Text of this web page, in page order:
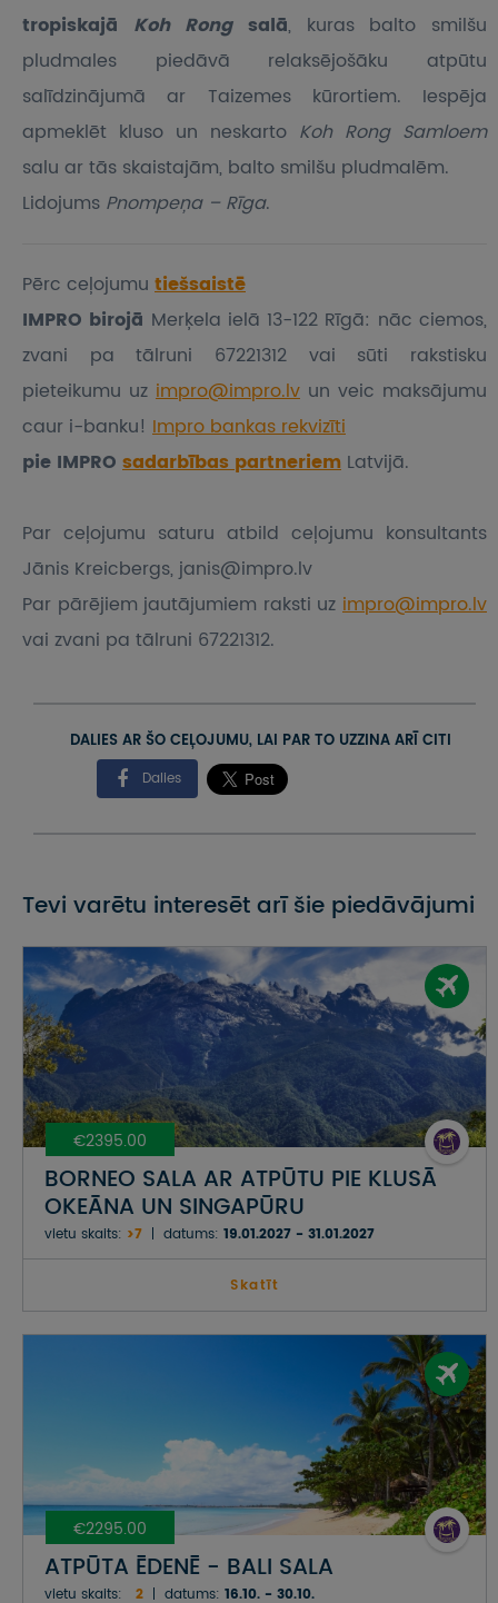
tropiskajā Koh Rongsalā, kuras balto smilšu
pludmales piedāvā relaksējošāku atpūtu
salīdzinājumā ar Taizemes kūrortiem. Iespēja
apmeklēt kluso un neskarto Koh Rong Samloem
salu ar tās skaistajām, balto smilšu pludmalēm.
Lidojums Pnompeņa – Rīga.
Pērc ceļojumu tiešsaistē
IMPRO birojā Merķela ielā 13-122 Rīgā: nāc ciemos,
zvani pa tālruni 67221312 vai sūti rakstisku
pieteikumu uz impro@impro.lv un veic maksājumu
caur i-banku! Impro bankas rekvizīti
pie IMPRO sadarbības partneriem Latvijā.
Par ceļojumu saturu atbild ceļojumu konsultants
Jānis Kreicbergs, janis@impro.lv
Par pārējiem jautājumiem raksti uz impro@impro.lv
vai zvani pa tālruni 67221312.
DALIES AR ŠO CEĻOJUMU, LAI PAR TO UZZINA ARĪ CITI
Dalies
Tevi varētu interesēt arī šie piedāvājumi
€2395.00
BORNEO SALA AR ATPŪTU PIE KLUSĀ
OKEĀNA UN SINGAPŪRU
vietu skaits: >7 datums: 19.01.2027 - 31.01.2027
Skatīt
€2295.00
ATPŪTA ĒDENĒ - BALI SALA
vietu skaits: 2 datums: 16.10. - 30.10.